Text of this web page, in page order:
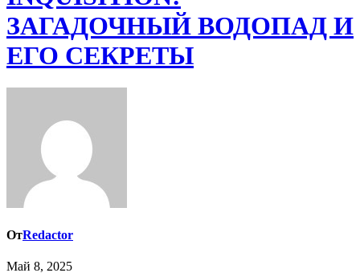
ЗАГАДОЧНЫЙ ВОДОПАД И
ЕГО СЕКРЕТЫ
ОтRedactor
Май 8, 2025